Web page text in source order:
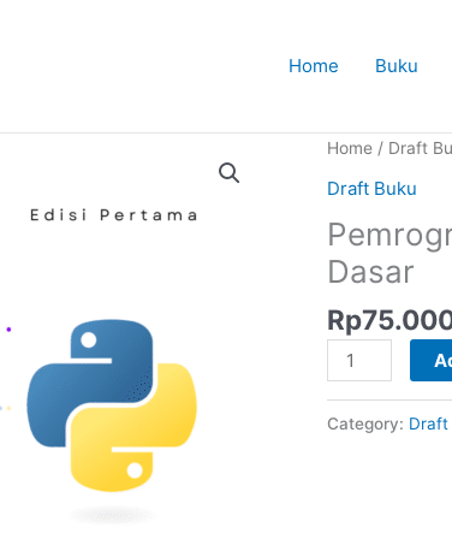
Home Buku
Home / Draft
Draft Buku
Dasar
Rp
Pemrograman
Python
Belajar
Category: Draft